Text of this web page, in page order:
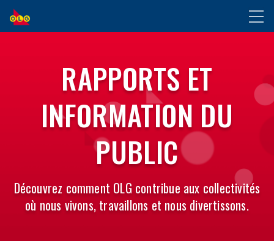
ALLER
AU
CONTENU
RAPPORTS ET
INFORMATION DU
PUBLIC
Découvrez comment OLG contribue aux collectivités
où nous vivons, travaillons et nous divertissons.